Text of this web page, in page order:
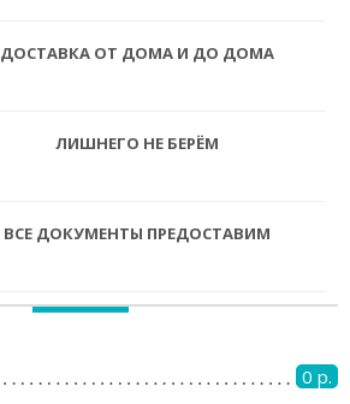
ДОСТАВКА ОТ ДОМА И ДО ДОМА
ЛИШНЕГО НЕ БЕРЁМ
ВСЕ ДОКУМЕНТЫ ПРЕДОСТАВИМ
0 р.